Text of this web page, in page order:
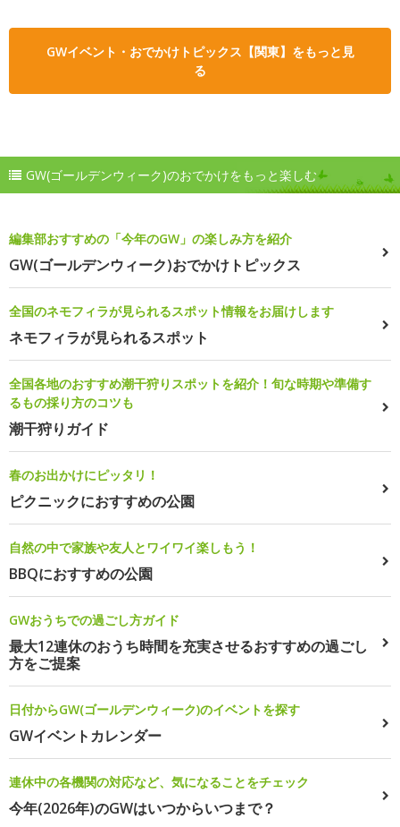
GWイベント・おでかけトピックス【関東】をもっと見
る
GW(ゴールデンウィーク)のおでかけをもっと楽しむ
編集部おすすめの「今年のGW」の楽しみ方を紹介
GW(ゴールデンウィーク)おでかけトピックス
全国のネモフィラが見られるスポット情報をお届けします
ネモフィラが見られるスポット
全国各地のおすすめ潮干狩りスポットを紹介！旬な時期や準備す
るもの採り方のコツも
潮干狩りガイド
春のお出かけにピッタリ！
ピクニックにおすすめの公園
自然の中で家族や友人とワイワイ楽しもう！
BBQにおすすめの公園
GWおうちでの過ごし方ガイド
最大12連休のおうち時間を充実させるおすすめの過ごし
方をご提案
日付からGW(ゴールデンウィーク)のイベントを探す
GWイベントカレンダー
連休中の各機関の対応など、気になることをチェック
今年(2026年)のGWはいつからいつまで？